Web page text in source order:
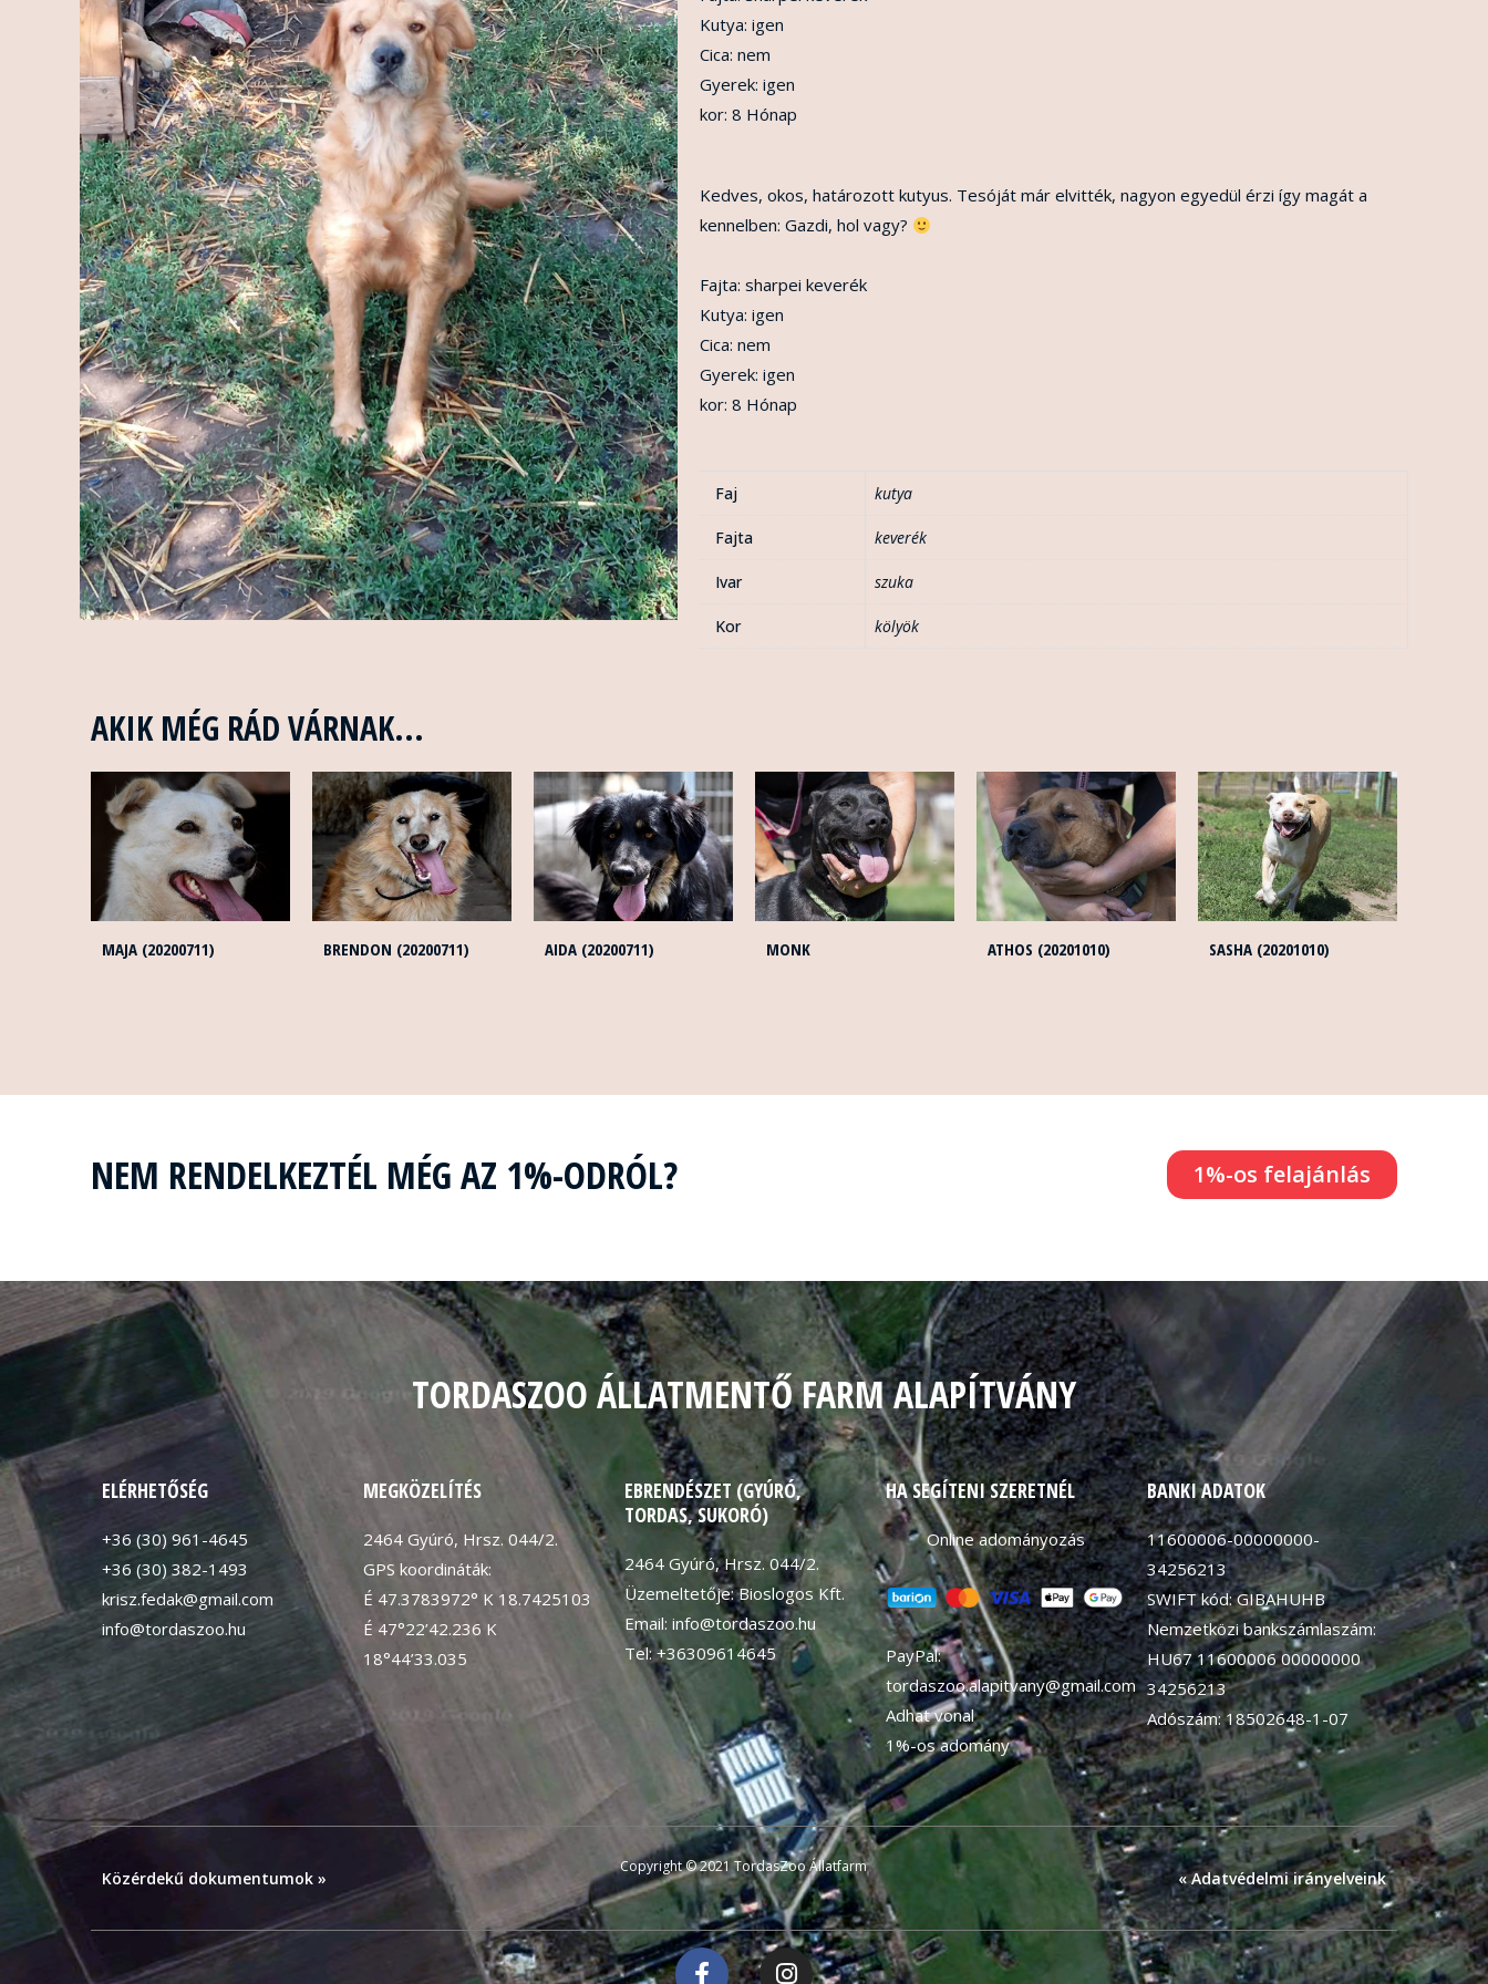
Kutya: igen
Cica: nem
Gyerek: igen
kor: 8 Hónap
Kedves, okos, határozott kutyus. Tesóját már elvitték, nagyon egyedül érzi így magát a
kennelben: Gazdi, hol vagy?
Fajta: sharpei keverék
Kutya: igen
Cica: nem
Gyerek: igen
kor: 8 Hónap
Faj kutya
Fajta keverék
Ivar szuka
Kor kölyök
AKIK MÉG RÁD VÁRNAK...
MAJA (20200711) BRENDON (20200711) AIDA (20200711) MONK ATHOS (20201010) SASHA (20201010)
NEM RENDELKEZTÉL MÉG AZ 1%-ODRÓL? 1%-os felajánlás
TORDASZOO ÁLLATMENTŐ FARM ALAPÍTVÁNY
ELÉRHETŐSÉG
+36 (30) 961-4645
+36 (30) 382-1493
krisz.fedak@gmail.com
info@tordaszoo.hu
MEGKÖZELÍTÉS
2464 Gyúró, Hrsz. 044/2.
GPS koordináták:
É 47.3783972° K 18.7425103
É 47°22’42.236 K
18°44’33.035
EBRENDÉSZET (GYÚRÓ,
TORDAS, SUKORÓ)
2464 Gyúró, Hrsz. 044/2.
Üzemeltetője: Bioslogos Kft.
Email: info@tordaszoo.hu
Tel: +36309614645
HA SEGÍTENI SZERETNÉL
Online adományozás
PayPal:
tordaszoo.alapitvany@gmail.com
Adhat vonal
1%-os adomány
BANKI ADATOK
11600006-00000000-
34256213
SWIFT kód: GIBAHUHB
Nemzetközi bankszámlaszám:
HU67 11600006 00000000
34256213
Adószám: 18502648-1-07
Közérdekű dokumentumok »
Copyright © 2021 TordasZoo Állatfarm
« Adatvédelmi irányelveink
F I